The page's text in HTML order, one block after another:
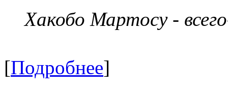
Хакобо Мартосу -
[Подробнее]